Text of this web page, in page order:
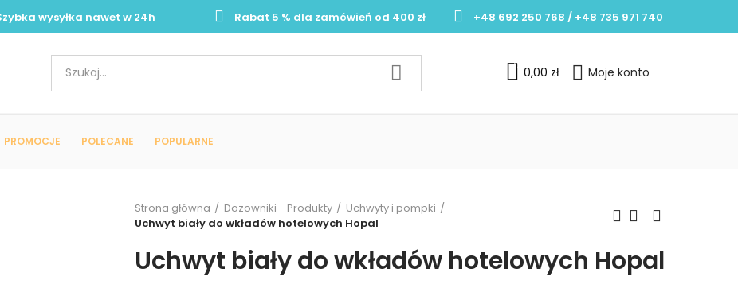
wysyłka nawet w 24h Rabat 5 % dla zamówień od 400 zł +48 692 250 768 / +48 735 971 740
0 0,00 zł Moje konto
PROMOCJE POLECANE POPULARNE
Strona główna Dozowniki - Produkty
Uchwyty i pompki
Uchwyt biały do wkładów hotelowych Hopal
Uchwyt biały do wkładów hotelowych Hopal